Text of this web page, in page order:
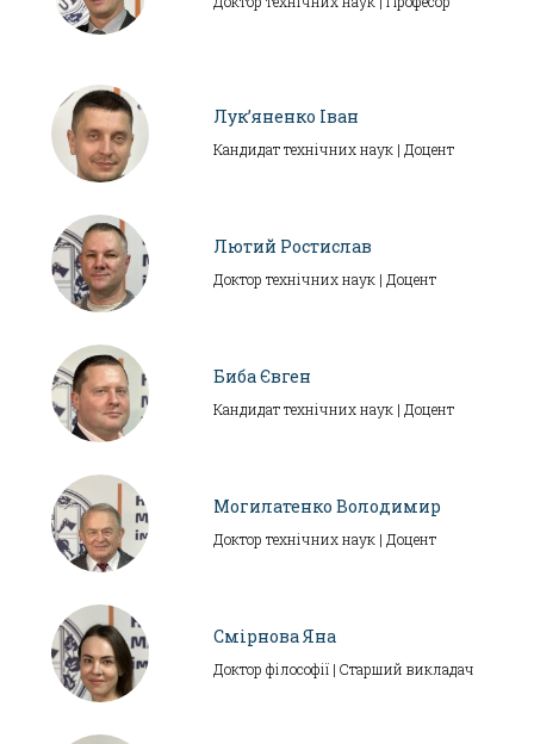
Лук’яненко Іван
Кандидат технічних наук | Доцент
Лютий Ростислав
Доктор технічних наук | Доцент
Биба Євген
Кандидат технічних наук | Доцент
Могилатенко Володимир
Доктор технічних наук | Доцент
Смірнова Яна
Доктор філософії | Старший викладач